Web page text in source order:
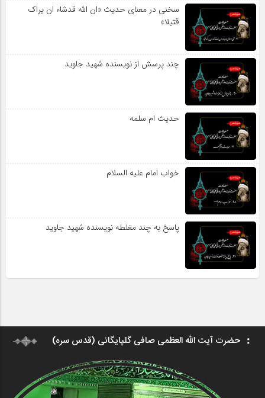
سخنی در معنای حدیث «ان الله قدشاء ان یراک
قتیلا»
چند پرسش از نویسنده شهید جاوید
حدیث ام سلمه
خواب امام علیه السلام
پاسخ به چند مغلطه نویسنده شهید جاوید
حضرت آیت الله العظمی صافی گلپایگانی (قدس سره)